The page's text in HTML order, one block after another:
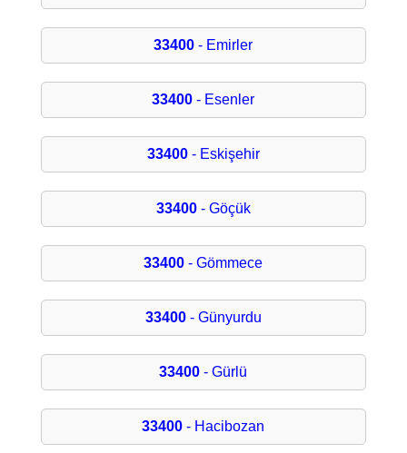
33400 - Emirler
33400 - Esenler
33400- Eskişehir
33400- Göçük
33400 - Gömmece
33400- Günyurdu
33400 - Gürlü
33400 - Hacibozan